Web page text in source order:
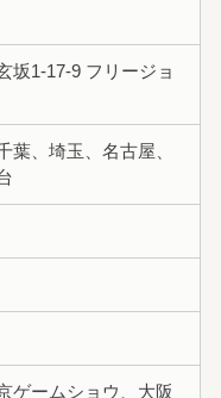
坂1-17-9 フリージョ
葉、埼玉、名古屋、
ゲームショウ、大阪